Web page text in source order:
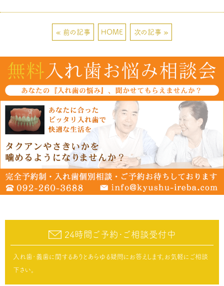
« 前の記事 HOME 次の記事 »
24時間ご予約･ご相談受付中
入れ歯･義歯に関するありとあらゆる疑問にお答えします。お気軽にご相談
下さい。